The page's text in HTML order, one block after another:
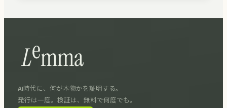
AI時代に、何が本物かを証明する。
発行は一度。検証は、無料で何度でも。